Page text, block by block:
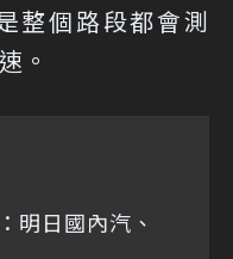
整個路段都會測
。
明日國內汽、